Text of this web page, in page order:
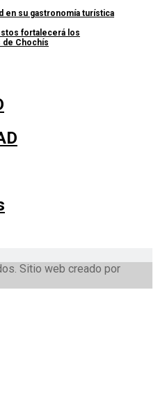
en su gastronomía turística
fortalecerá los
de Chochís
Sitio web creado por